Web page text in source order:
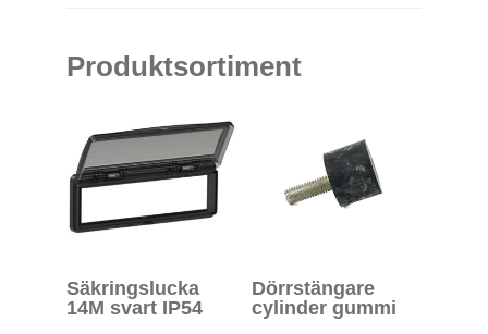
Produktsortiment
Säkringslucka
14M svart IP54
Dörrstängare
cylinder gummi